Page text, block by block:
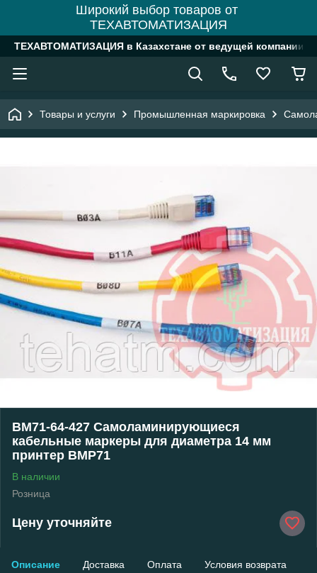
Широкий выбор товаров от
ТЕХАВТОМАТИЗАЦИЯ
ТЕХАВТОМАТИЗАЦИЯ в Казахстане от ведущей компании
Товары и услуги Промышленная маркировка
BM71-64-427 Самоламинирующиеся
кабельные маркеры для диаметра 14 мм
принтер BMP71
В наличии
Розница
Цену уточняйте
Описание Доставка Оплата Условия возврата